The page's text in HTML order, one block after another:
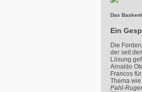
Das
Ein
Die
der seit
Lösung
Arnaldo
Francos
Thema
Pahl-